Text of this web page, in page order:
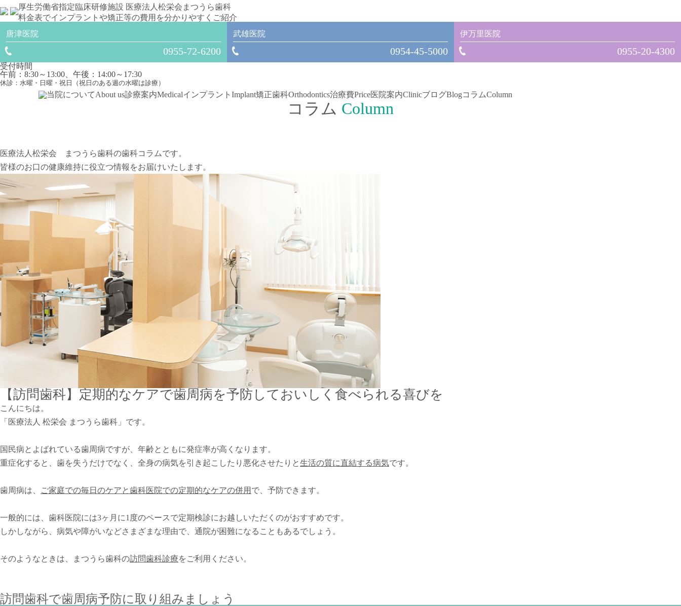
厚生労働省指定臨床研修施設 医療法人松栄会 まつうら歯科
料金表でインプラントや矯正等の費用を分かりやすくご紹介
唐津医院
0955-72-6200
武雄医院
0954-45-5000
伊万里医院
0955-20-4300
受付時間
午前：8:30～13:00、午後：14:00～17:30
休診：水曜・日曜・祝日（祝日のある週の水曜は診療）
当院についてAbout us診療案内Medicalインプラント Implant矯正歯科Orthodontics治療費Price医院案内ClinicブログBlogコラムColumn
コラム Column
医療法人松栄会 まつうら歯科の歯科コラムです。
皆様のお口の健康維持に役立つ情報をお届けいたします。
【訪問歯科】定期的なケアで歯周病を予防しておいしく食べられる喜びを
こんにちは。
「医療法人 松栄会 まつうら歯科」です。
国民病とよばれている歯周病ですが、年齢とともに発症率が高くなります。
重症化すると、歯を失うだけでなく、全身の病気を引き起こしたり悪化させたりと生活の質に直結する病気です。
歯周病は、 ご家庭での毎日のケアと歯科医院での定期的なケアの併用 で、予防できます。
一般的には、歯科医院には3ヶ月に1度のペースで定期検診にお越しいただくのがおすすめです。
しかしながら、病気や障がいなどさまざまな理由で、通院が困難になることもあるでしょう。
そのようなときは、まつうら歯科の訪問歯科診療をご利用ください。
訪問歯科で歯周病予防に取り組みましょう